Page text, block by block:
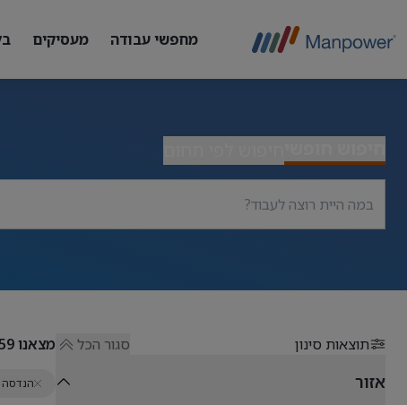
מחפשי עבודה מעסיקים
תוצאות סינון סגור הכל
אזור
מצאנו
הנדסה